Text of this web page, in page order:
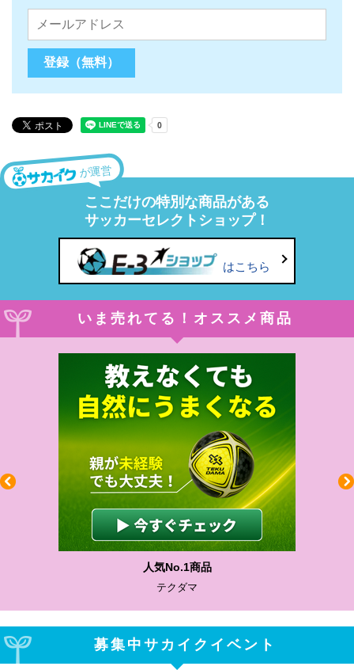
が運営
ここだけの特別な商品がある
サッカーセレクトショップ！
はこちら
いま売れてる！オススメ商品
人気No.1商品
テクダマ
募集中サカイクイベント